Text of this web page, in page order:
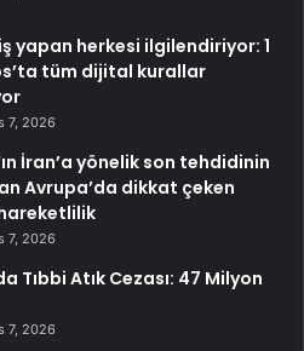
yapan herkesi ilgilendiriyor: 1
tüm dijital kurallar
7, 2026
İran’a yönelik son tehdidinin
Avrupa’da dikkat çeken
7, 2026
Tıbbi Atık Cezası: 47 Milyon
7, 2026